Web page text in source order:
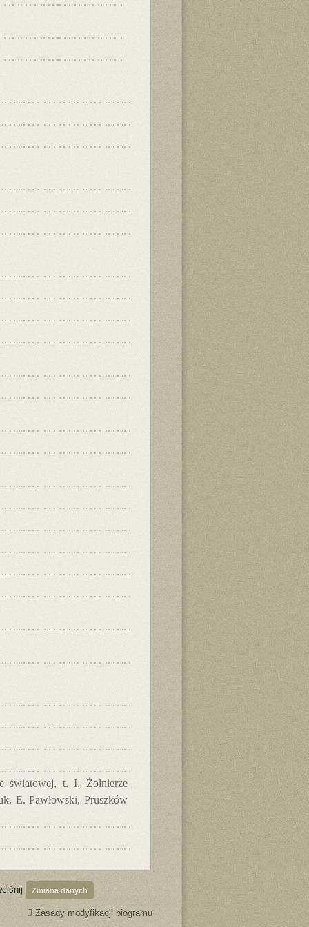
światowej, t. I, Żołnierze
E. Pawłowski, Pruszków
Zmiana danych
Zasady modyfikacji biogramu